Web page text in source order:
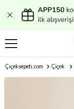
Çiçeksepeti.com Çiçek